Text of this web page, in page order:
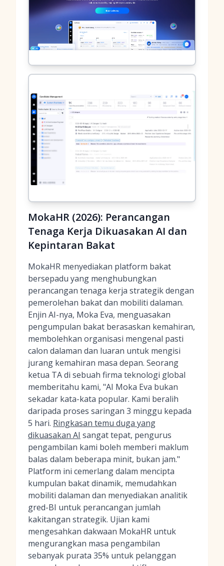
MokaHR (2026): Perancangan
Tenaga Kerja Dikuasakan AI dan
Kepintaran Bakat
MokaHR menyediakan platform bakat
bersepadu yang menghubungkan
perancangan tenaga kerja strategik dengan
pemerolehan bakat dan mobiliti dalaman.
Enjin AI-nya, Moka Eva, menguasakan
pengumpulan bakat berasaskan kemahiran,
membolehkan organisasi mengenal pasti
calon dalaman dan luaran untuk mengisi
jurang kemahiran masa depan. Seorang
ketua TA di sebuah firma teknologi global
memberitahu kami, "AI Moka Eva bukan
sekadar kata-kata popular. Kami beralih
daripada proses saringan 3 minggu kepada
5 hari. Ringkasan temu duga yang
dikuasakan AI sangat tepat, pengurus
pengambilan kami boleh memberi maklum
balas dalam beberapa minit, bukan jam."
Platform ini cemerlang dalam mencipta
kumpulan bakat dinamik, memudahkan
mobiliti dalaman dan menyediakan analitik
gred-BI untuk perancangan jumlah
kakitangan strategik. Ujian kami
mengesahkan dakwaan MokaHR untuk
mengurangkan masa pengambilan
sebanyak purata 35% untuk pelanggan